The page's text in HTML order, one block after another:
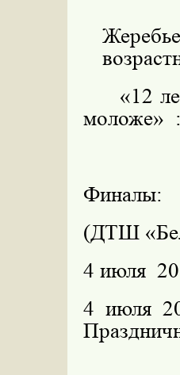
«12
моложе»
Финалы:
(ДТШ
4 июля
4 июля